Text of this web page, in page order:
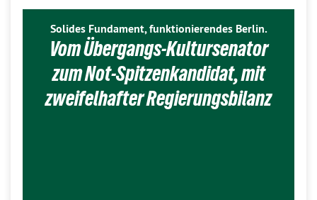
Solides Fundament, funktionierendes Berlin.
Vom Übergangs-Kultursenator
zum Not-Spitzenkandidat, mit
zweifelhafter Regierungsbilanz